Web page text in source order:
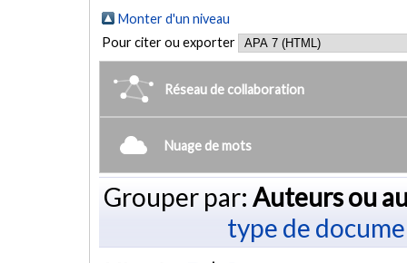
Monter d'un niveau
Pour citer ou exporter
Réseau de collaboration
Nuage de mots
Grouper par: Auteurs ou
type de